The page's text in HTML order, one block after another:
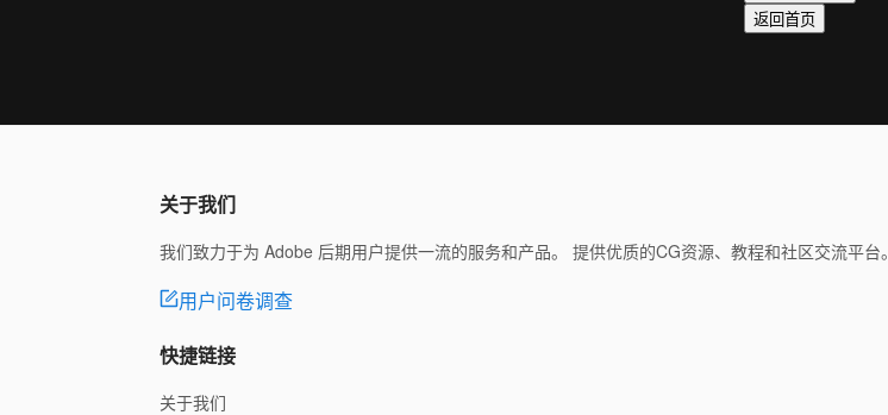
返回首页
关于我们
我们致力于为 Adobe 后期用户提供一流的服务和产品。 提供优质的CG资源、教程和社区交流平台。
用户问卷调查
快捷链接
关于我们